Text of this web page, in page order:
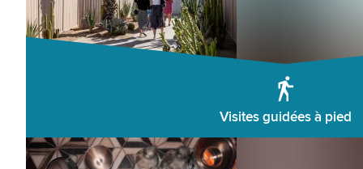
Visites guidées à pied